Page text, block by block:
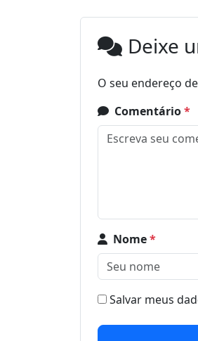
Deixe
O seu endereço
Comentário*
Nome*
Salvar meus